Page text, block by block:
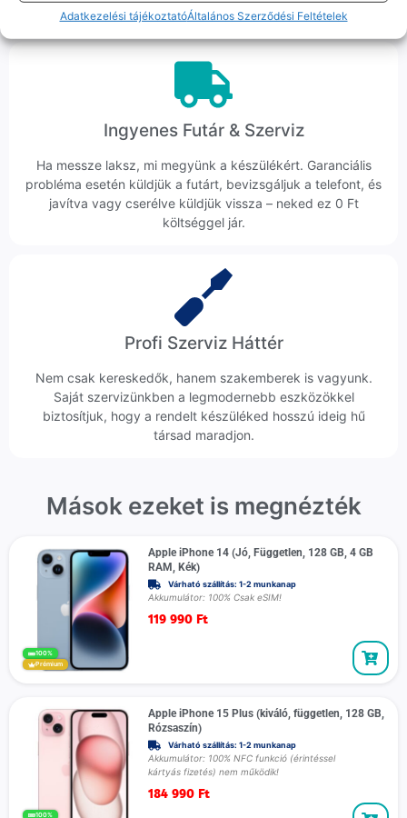
Adatkezelési tájékoztatóÁltalános Szerződési Feltételek
veszik az ügyedet.
Ingyenes Futár & Szerviz
Ha messze laksz, mi megyünk a készülékért. Garanciális
probléma esetén küldjük a futárt, bevizsgáljuk a telefont, és
javítva vagy cserélve küldjük vissza – neked ez 0 Ft
költséggel jár.
Profi Szerviz Háttér
Nem csak kereskedők, hanem szakemberek is vagyunk.
Saját szervizünkben a legmodernebb eszközökkel
biztosítjuk, hogy a rendelt készüléked hosszú ideig hű
társad maradjon.
Mások ezeket is megnézték
100%
Prémium
Apple iPhone 14 (Jó, Független, 128 GB, 4 GB
RAM, Kék)
Várható szállítás: 1-2 munkanap
Akkumulátor: 100% Csak eSIM!
119 990 Ft
100%
Apple iPhone 15 Plus (kiváló, független, 128 GB,
Rózsaszín)
Várható szállítás: 1-2 munkanap
Akkumulátor: 100% NFC funkció (érintéssel
kártyás fizetés) nem működik!
184 990 Ft